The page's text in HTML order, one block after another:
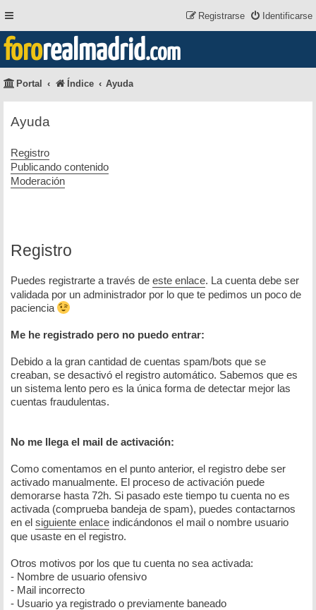
Identificarse
Registrarse
fororealmadrid.com
Portal Índice Ayuda
Ayuda
Registro
Publicando contenido
Moderación
Registro
Puedes registrarte a través de este enlace. La cuenta debe ser
validada por un administrador por lo que te pedimos un poco de
paciencia
Me he registrado pero no puedo entrar:
Debido a la gran cantidad de cuentas spam/bots que se
creaban, se desactivó el registro automático. Sabemos que es
un sistema lento pero es la única forma de detectar mejor las
cuentas fraudulentas.
No me llega el mail de activación:
Como comentamos en el punto anterior, el registro debe ser
activado manualmente. El proceso de activación puede
demorarse hasta 72h. Si pasado este tiempo tu cuenta no es
activada (comprueba bandeja de spam), puedes contactarnos
en el siguiente enlace indicándonos el mail o nombre usuario
que usaste en el registro.
Otros motivos por los que tu cuenta no sea activada:
- Nombre de usuario ofensivo
- Mail incorrecto
- Usuario ya registrado o previamente baneado